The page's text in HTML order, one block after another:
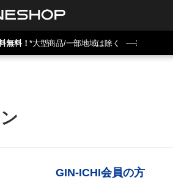
無料！*大型商品/一部地域は除く
GIN-ICHI会員の方